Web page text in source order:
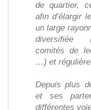
de quartier,
afin d’élargir
un large
diversifiée
comités de
…) et
Depuis plus
et ses
différentes